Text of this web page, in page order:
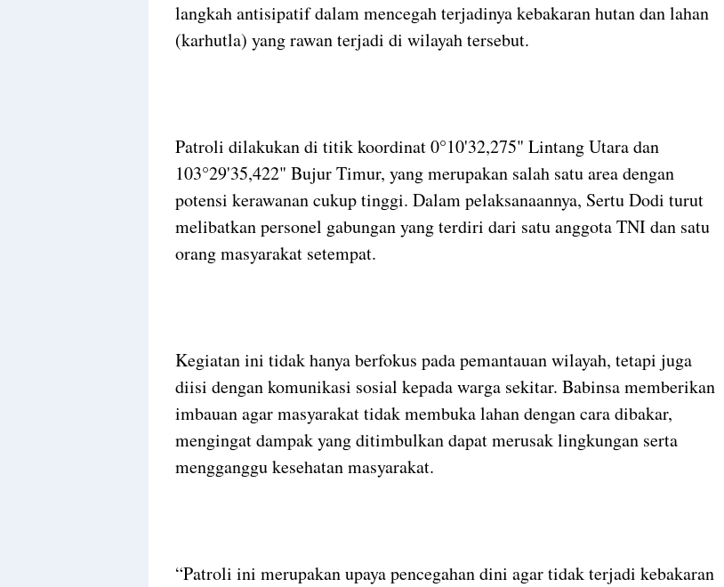
langkah antisipatif dalam mencegah terjadinya kebakaran hutan dan lahan
(karhutla) yang rawan terjadi di wilayah tersebut.
Patroli dilakukan di titik koordinat 0°10'32,275" Lintang Utara dan
103°29'35,422" Bujur Timur, yang merupakan salah satu area dengan
potensi kerawanan cukup tinggi. Dalam pelaksanaannya, Sertu Dodi turut
melibatkan personel gabungan yang terdiri dari satu anggota TNI dan satu
orang masyarakat setempat.
Kegiatan ini tidak hanya berfokus pada pemantauan wilayah, tetapi juga
diisi dengan komunikasi sosial kepada warga sekitar. Babinsa memberikan
imbauan agar masyarakat tidak membuka lahan dengan cara dibakar,
mengingat dampak yang ditimbulkan dapat merusak lingkungan serta
mengganggu kesehatan masyarakat.
“Patroli ini merupakan upaya pencegahan dini agar tidak terjadi kebakaran